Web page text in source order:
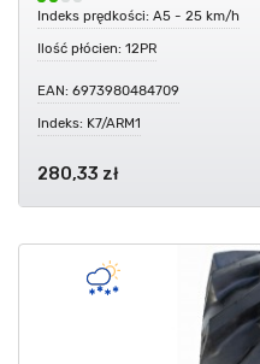
Indeks prędkości: A5 - 25 km/h
Ilość płócien: 12PR
EAN: 6973980484709
Indeks: K7/ARM1
280,33 zł